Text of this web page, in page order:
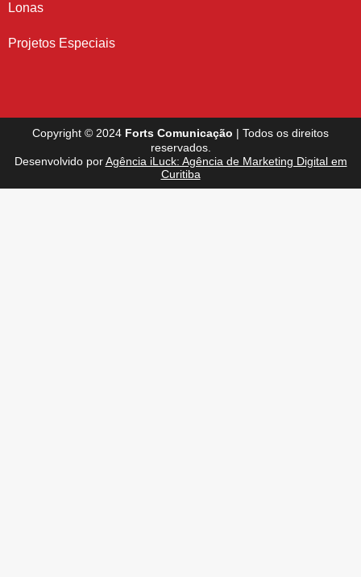
Lonas
Projetos Especiais
Copyright © 2024 Forts Comunicação | Todos os direitos
reservados.
Desenvolvido porAgência iLuck: Agência de Marketing Digital em
Curitiba